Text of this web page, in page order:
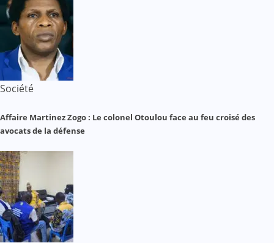
Société
Affaire Martinez Zogo : Le colonel Otoulou face au feu croisé des
avocats de la défense